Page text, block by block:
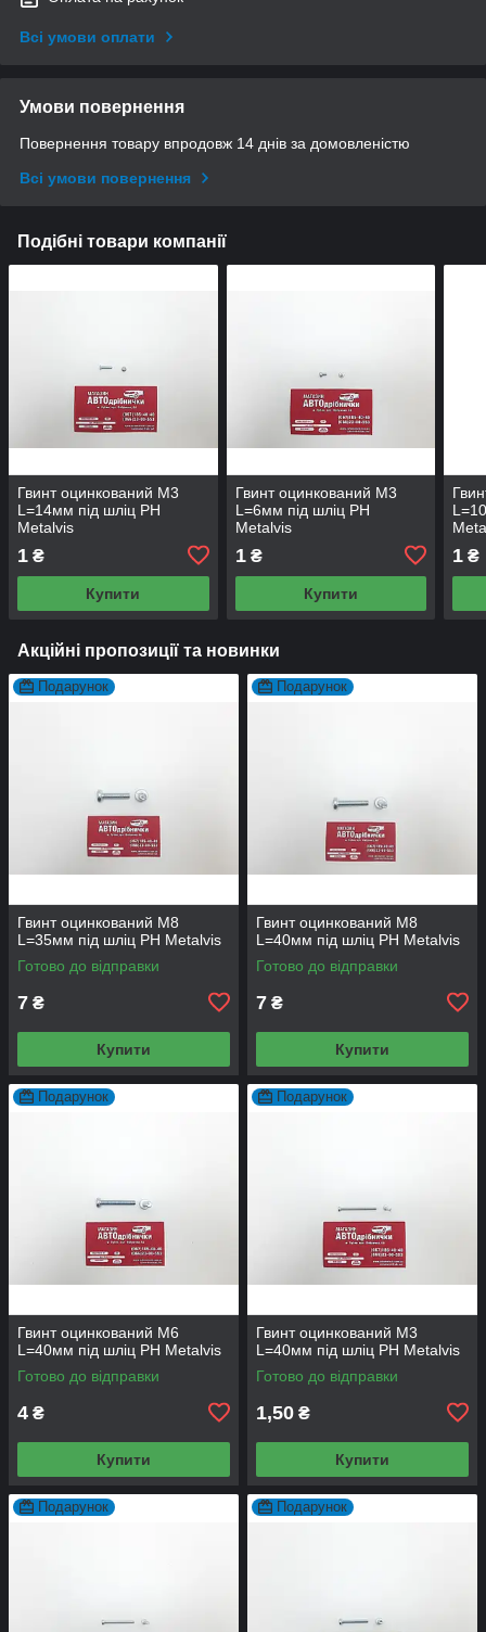
Всі умови оплати
Умови повернення
Повернення товару впродовж 14 днів за домовленістю
Всі умови повернення
Подібні товари компанії
Гвинт оцинкований М3
L=14мм під шліц PH
Metalvis
1 ₴
Купити
Гвинт оцинкований М3
L=6мм під шліц PH
Metalvis
1₴
Купити
1 ₴
Акційні пропозиції та новинки
Подарунок
Гвинт оцинкований М8
L=35мм під шліц PH Metalvis
Готово до відправки
7 ₴
Купити
Подарунок
Гвинт оцинкований М8
L=40мм під шліц PH Metalvis
Готово до відправки
7 ₴
Купити
Подарунок
Гвинт оцинкований М6
L=40мм під шліц PH Metalvis
Готово до відправки
4 ₴
Купити
Подарунок
Гвинт оцинкований М3
L=40мм під шліц PH Metalvis
Готово до відправки
1,50 ₴
Купити
Подарунок Подарунок